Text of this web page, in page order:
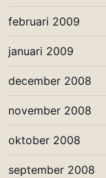
februari 2009
januari 2009
december 2008
november 2008
oktober 2008
september 2008